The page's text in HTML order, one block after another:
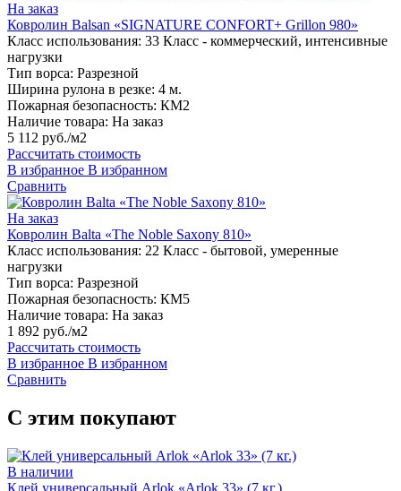
На заказ
Ковролин Balsan «SIGNATURE CONFORT+ Grillon 980»
Класс использования: 33 Класс - коммерческий, интенсивные
нагрузки
Тип ворса: Разрезной
Ширина рулона в резке: 4 м.
Пожарная безопасность: КМ2
Наличие товара: На заказ
5 112 руб./м2
Рассчитать стоимость
В избранное В избранном
Сравнить
На заказ
Ковролин Balta «The Noble Saxony 810»
Класс использования: 22 Класс - бытовой, умеренные
нагрузки
Тип ворса: Разрезной
Пожарная безопасность: КМ5
Наличие товара: На заказ
1 892 руб./м2
Рассчитать стоимость
В избранное В избранном
Сравнить
С этим покупают
В наличии
Клей универсальный Arlok «Arlok 33» (7 кг.)